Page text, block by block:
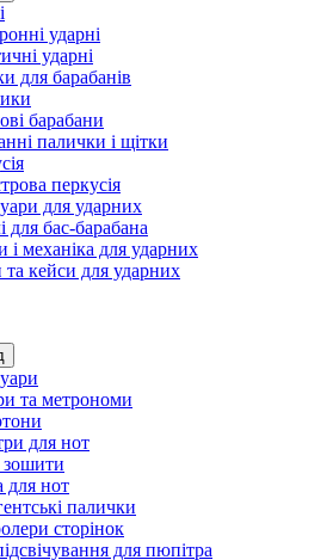
ударні
ударні
для барабанів
барабани
палички і щітки
перкусія
для ударних
для бас-барабана
і механіка для ударних
кейси для ударних
та метрономи
для нот
зошити
для нот
палички
сторінок
для пюпітра